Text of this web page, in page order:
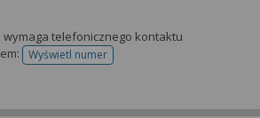
telefonicznego kontaktu
Wyświetl numertelefonu do rejestracji